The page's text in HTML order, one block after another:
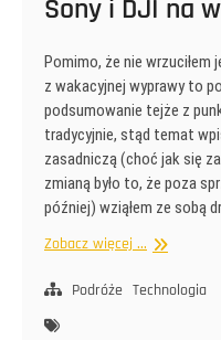
Sony i DJI na
Pomimo, że nie
z wakacyjnej wyprawy to
podsumowanie tejże z
tradycyjnie, stąd temat
zasadniczą (choć jak się
zmianą było to, że poza
później) wziąłem ze sobą
Zobacz więcej ... Sony
DJI
Podróże Technologia